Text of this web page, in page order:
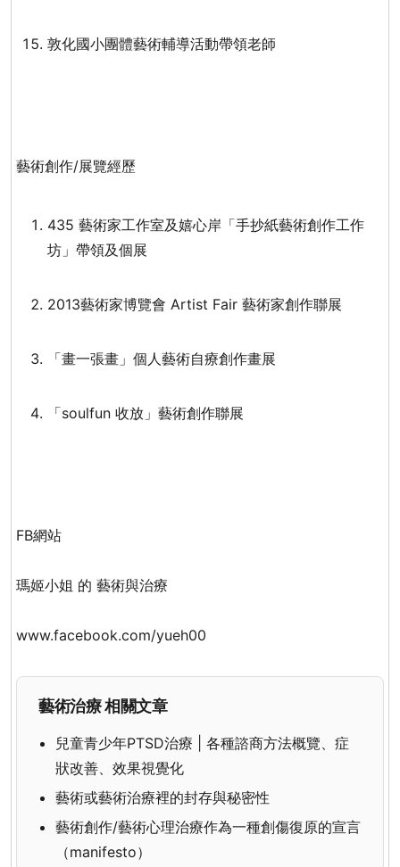
敦化國小團體藝術輔導活動帶領老師
藝術創作/展覽經歷
435 藝術家工作室及嬉心岸「手抄紙藝術創作工作
坊」帶領及個展
2013藝術家博覽會 Artist Fair 藝術家創作聯展
「畫一張畫」個人藝術自療創作畫展
「soulfun 收放」藝術創作聯展
FB網站
瑪姬小姐 的 藝術與治療
www.facebook.com/yueh00
藝術治療 相關文章
兒童青少年PTSD治療 | 各種諮商方法概覽、症
狀改善、效果視覺化
藝術或藝術治療裡的封存與秘密性
藝術創作/藝術心理治療作為一種創傷復原的宣言
（manifesto）